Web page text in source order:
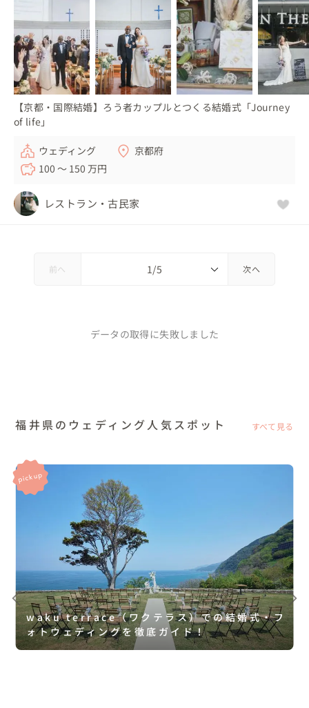
【京都・国際結婚】ろう者カップルとつくる結婚式「Journey
of life」
ウェディング
京都府
100 〜 150 万円
レストラン・古民家
前へ 次へ
データの取得に失敗しました
福井県のウェディング人気スポット すべて見る
waku terrace（ワクテラス）での結婚式・フ
ォトウェディングを徹底ガイド！